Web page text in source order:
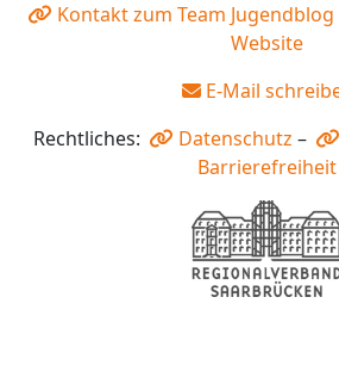
Kontakt zum Team Jugendblog
Website
E-Mail
Rechtliches:
Datenschutz –
Barrierefreiheit